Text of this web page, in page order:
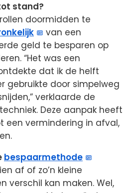
stand?
doormidden te
van een
geld te besparen op
“Het was een
dat ik de helft
gebruikte door simpelweg
verklaarde de
Deze aanpak heeft
een vermindering in afval,
bespaarmethode
af of zo’n kleine
verschil kan maken. Wel,